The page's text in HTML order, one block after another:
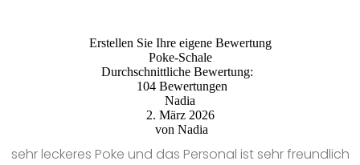
Erstellen Sie Ihre eigene Bewertung
Poke-Schale
Durchschnittliche Bewertung:
104 Bewertungen
Nadia
2. März 2026
von Nadia
sehr leckeres Poke und das Personal ist sehr freundlich